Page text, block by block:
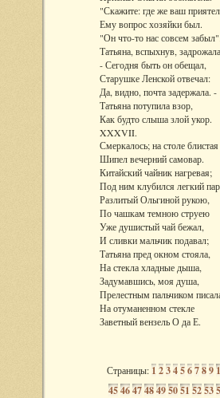
"Скажите: где же ваш
Ему вопрос хозяйки был.
"Он что-то нас совсем
Татьяна, вспыхнув,
- Сегодня быть он обещал,
Старушке Ленской отвечал:
Да, видно, почта задержала. -
Татьяна потупила взор,
Как будто слыша злой укор.
XXXVII.
Смеркалось; на столе блистая
Шипел вечерний самовар.
Китайский чайник нагревая;
Под ним клубился легкий
Разлитый Ольгиной рукою,
По чашкам темною струею
Уже душистый чай бежал,
И сливки мальчик подавал;
Татьяна пред окном стояла,
На стекла хладные дыша,
Задумавшись, моя душа,
Прелестным пальчиком
На отуманенном стекле
Заветный вензель О да Е.
Страницы:1 23456789
454647484950515253